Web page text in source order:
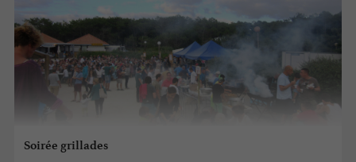
Soirée grillades